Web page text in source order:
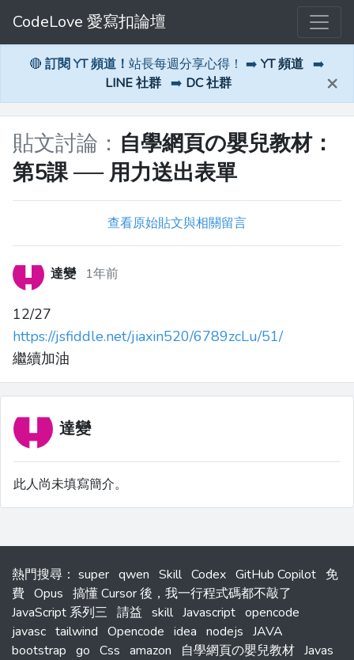
CodeLove 愛寫扣論壇
🔴 訂閱 YT 頻道！ 站長每週分享心得！ ➡️ YT 頻道 ➡️
LINE 社群 ➡️ DC 社群 ×
貼文討論： 自學網頁の嬰兒教材：
第5課 ── 用力送出表單
查看原始貼文與相關留言
達變 1年前
12/27
https://jsfiddle.net/jiaxin520/6789zcLu/51/
繼續加油
達變
此人尚未填寫簡介。
熱門搜尋 ： super qwen Skill Codex GitHub Copilot 免
費 Opus 搞懂 Cursor 後，我一行程式碼都不敲了
JavaScript 系列三 請益 skill Javascript opencode
javasc tailwind Opencode idea nodejs JAVA
bootstrap go Css amazon 自學網頁の嬰兒教材 Javas